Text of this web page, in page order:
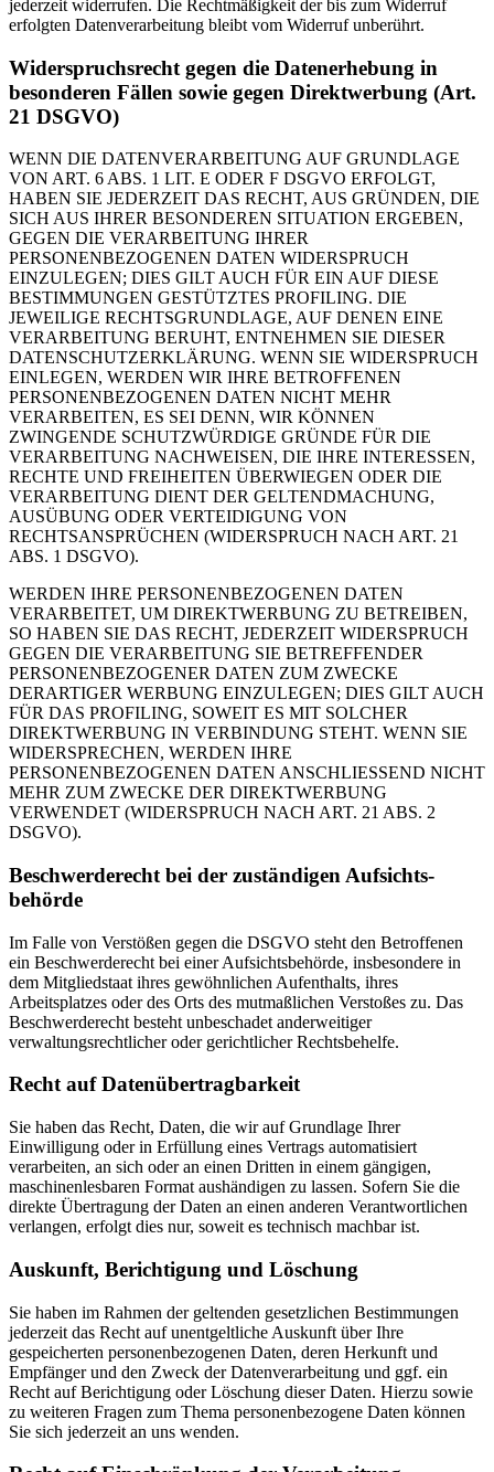
jederzeit widerrufen. Die Rechtmäßigkeit der bis zum Widerruf
erfolgten Datenverarbeitung bleibt vom Widerruf unberührt.
Widerspruchsrecht gegen die Datenerhebung in
besonderen Fällen sowie gegen Direktwerbung (Art.
21 DSGVO)
WENN DIE DATENVERARBEITUNG AUF GRUNDLAGE
VON ART. 6 ABS. 1 LIT. E ODER F DSGVO ERFOLGT,
HABEN SIE JEDERZEIT DAS RECHT, AUS GRÜNDEN, DIE
SICH AUS IHRER BESONDEREN SITUATION ERGEBEN,
GEGEN DIE VERARBEITUNG IHRER
PERSONENBEZOGENEN DATEN WIDERSPRUCH
EINZULEGEN; DIES GILT AUCH FÜR EIN AUF DIESE
BESTIMMUNGEN GESTÜTZTES PROFILING. DIE
JEWEILIGE RECHTSGRUNDLAGE, AUF DENEN EINE
VERARBEITUNG BERUHT, ENTNEHMEN SIE DIESER
DATENSCHUTZERKLÄRUNG. WENN SIE WIDERSPRUCH
EINLEGEN, WERDEN WIR IHRE BETROFFENEN
PERSONENBEZOGENEN DATEN NICHT MEHR
VERARBEITEN, ES SEI DENN, WIR KÖNNEN
ZWINGENDE SCHUTZWÜRDIGE GRÜNDE FÜR DIE
VERARBEITUNG NACHWEISEN, DIE IHRE INTERESSEN,
RECHTE UND FREIHEITEN ÜBERWIEGEN ODER DIE
VERARBEITUNG DIENT DER GELTENDMACHUNG,
AUSÜBUNG ODER VERTEIDIGUNG VON
RECHTSANSPRÜCHEN (WIDERSPRUCH NACH ART. 21
ABS. 1 DSGVO).
WERDEN IHRE PERSONENBEZOGENEN DATEN
VERARBEITET, UM DIREKTWERBUNG ZU BETREIBEN,
SO HABEN SIE DAS RECHT, JEDERZEIT WIDERSPRUCH
GEGEN DIE VERARBEITUNG SIE BETREFFENDER
PERSONENBEZOGENER DATEN ZUM ZWECKE
DERARTIGER WERBUNG EINZULEGEN; DIES GILT AUCH
FÜR DAS PROFILING, SOWEIT ES MIT SOLCHER
DIREKTWERBUNG IN VERBINDUNG STEHT. WENN SIE
WIDERSPRECHEN, WERDEN IHRE
PERSONENBEZOGENEN DATEN ANSCHLIESSEND NICHT
MEHR ZUM ZWECKE DER DIREKTWERBUNG
VERWENDET (WIDERSPRUCH NACH ART. 21 ABS. 2
DSGVO).
Beschwerde­recht bei der zuständigen Aufsichts­
behörde
Im Falle von Verstößen gegen die DSGVO steht den Betroffenen
ein Beschwerderecht bei einer Aufsichtsbehörde, insbesondere in
dem Mitgliedstaat ihres gewöhnlichen Aufenthalts, ihres
Arbeitsplatzes oder des Orts des mutmaßlichen Verstoßes zu. Das
Beschwerderecht besteht unbeschadet anderweitiger
verwaltungsrechtlicher oder gerichtlicher Rechtsbehelfe.
Recht auf Daten­übertrag­barkeit
Sie haben das Recht, Daten, die wir auf Grundlage Ihrer
Einwilligung oder in Erfüllung eines Vertrags automatisiert
verarbeiten, an sich oder an einen Dritten in einem gängigen,
maschinenlesbaren Format aushändigen zu lassen. Sofern Sie die
direkte Übertragung der Daten an einen anderen Verantwortlichen
verlangen, erfolgt dies nur, soweit es technisch machbar ist.
Auskunft, Berichtigung und Löschung
Sie haben im Rahmen der geltenden gesetzlichen Bestimmungen
jederzeit das Recht auf unentgeltliche Auskunft über Ihre
gespeicherten personenbezogenen Daten, deren Herkunft und
Empfänger und den Zweck der Datenverarbeitung und ggf. ein
Recht auf Berichtigung oder Löschung dieser Daten. Hierzu sowie
zu weiteren Fragen zum Thema personenbezogene Daten können
Sie sich jederzeit an uns wenden.